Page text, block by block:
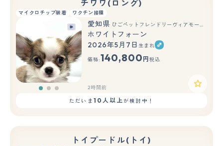
チワワ(ロング)
マイクロチップ装着 ワクチン接種
もっと見る
愛知県 ひごペットフレンドリーヴィアモール アピタ江南西店
ホワイトフォーン
2026年5月7日 生まれ
価格:140,800 円 税込
2時間前
ただいま 10人以上が検討中！
トイプードル(トイ)